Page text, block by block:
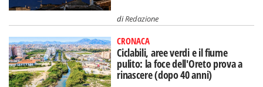
diRedazione
CRONACA
Ciclabili, aree verdi e il fiume
pulito: la foce dell'Oreto prova a
rinascere (dopo 40 anni)